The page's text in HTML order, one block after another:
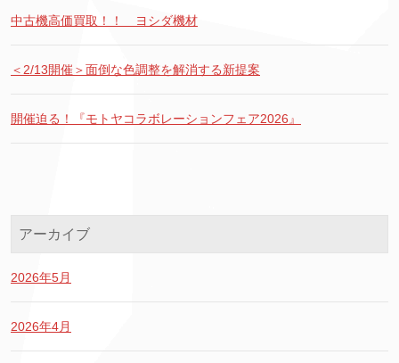
中古機高価買取！！ ヨシダ機材
＜2/13開催＞面倒な色調整を解消する新提案
開催迫る！『モトヤコラボレーションフェア2026』
アーカイブ
2026年5月
2026年4月